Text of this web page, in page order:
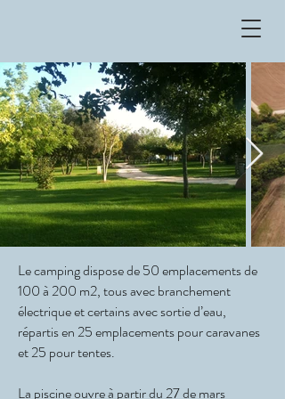
Le camping dispose de 50 emplacements de
100 à 200 m2, tous avec branchement
électrique et certains avec sortie d’eau,
répartis en 25 emplacements pour caravanes
et 25 pour tentes.
La piscine ouvre à partir du 27 de mars